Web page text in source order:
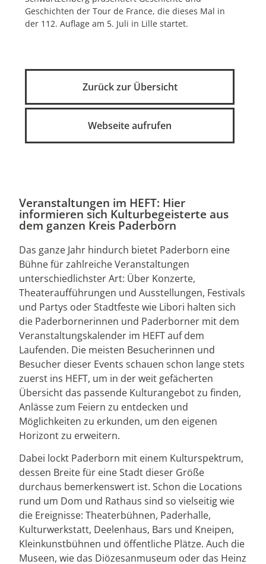
Geschichten der Tour de France, die dieses Mal in
der 112. Auflage am 5. Juli in Lille startet.
Zurück zur Übersicht
Webseite aufrufen
Veranstaltungen im HEFT: Hier
informieren sich Kulturbegeisterte aus
dem ganzen Kreis Paderborn
Das ganze Jahr hindurch bietet Paderborn eine
Bühne für zahlreiche Veranstaltungen
unterschiedlichster Art: Über Konzerte,
Theateraufführungen und Ausstellungen, Festivals
und Partys oder Stadtfeste wie Libori halten sich
die Paderbornerinnen und Paderborner mit dem
Veranstaltungskalender im HEFT auf dem
Laufenden. Die meisten Besucherinnen und
Besucher dieser Events schauen schon lange stets
zuerst ins HEFT, um in der weit gefächerten
Übersicht das passende Kulturangebot zu finden,
Anlässe zum Feiern zu entdecken und
Möglichkeiten zu erkunden, um den eigenen
Horizont zu erweitern.
Dabei lockt Paderborn mit einem Kulturspektrum,
dessen Breite für eine Stadt dieser Größe
durchaus bemerkenswert ist. Schon die Locations
rund um Dom und Rathaus sind so vielseitig wie
die Ereignisse: Theaterbühnen, Paderhalle,
Kulturwerkstatt, Deelenhaus, Bars und Kneipen,
Kleinkunstbühnen und öffentliche Plätze. Auch die
Museen, wie das Diözesanmuseum oder das Heinz